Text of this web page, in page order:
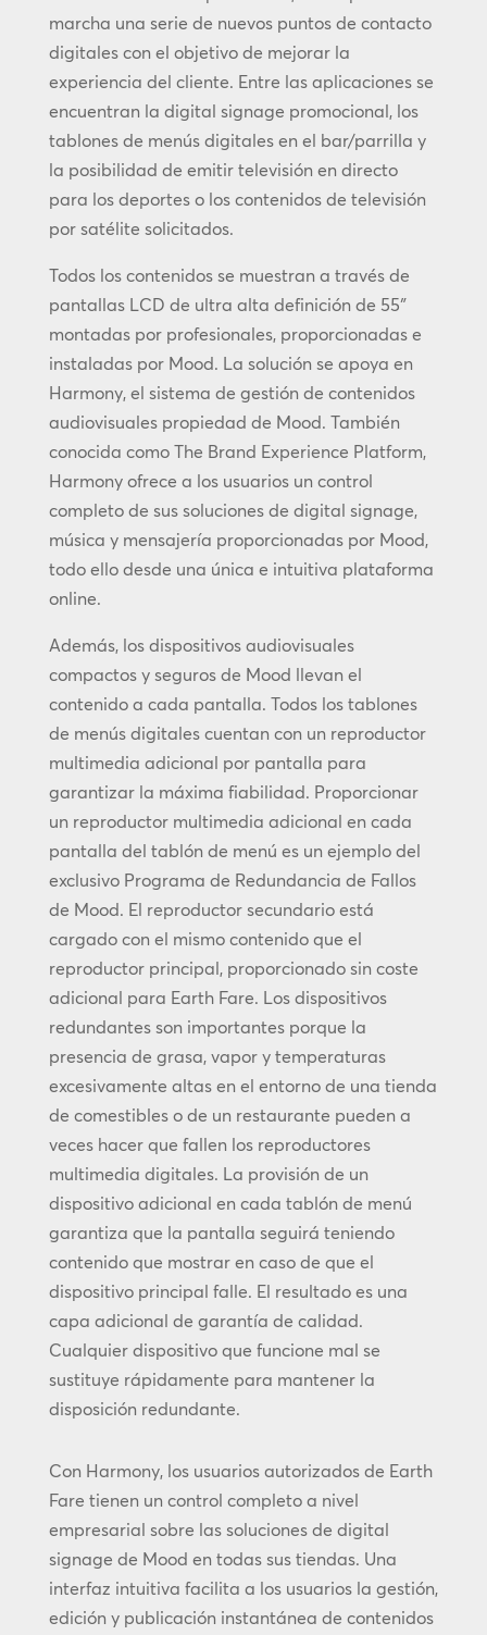
marcha una serie de nuevos puntos de contacto
digitales con el objetivo de mejorar la
experiencia del cliente. Entre las aplicaciones se
encuentran la digital signage promocional, los
tablones de menús digitales en el bar/parrilla y
la posibilidad de emitir televisión en directo
para los deportes o los contenidos de televisión
por satélite solicitados.
Todos los contenidos se muestran a través de
pantallas LCD de ultra alta definición de 55″
montadas por profesionales, proporcionadas e
instaladas por Mood. La solución se apoya en
Harmony, el sistema de gestión de contenidos
audiovisuales propiedad de Mood. También
conocida como The Brand Experience Platform,
Harmony ofrece a los usuarios un control
completo de sus soluciones de digital signage,
música y mensajería proporcionadas por Mood,
todo ello desde una única e intuitiva plataforma
online.
Además, los dispositivos audiovisuales
compactos y seguros de Mood llevan el
contenido a cada pantalla. Todos los tablones
de menús digitales cuentan con un reproductor
multimedia adicional por pantalla para
garantizar la máxima fiabilidad. Proporcionar
un reproductor multimedia adicional en cada
pantalla del tablón de menú es un ejemplo del
exclusivo Programa de Redundancia de Fallos
de Mood. El reproductor secundario está
cargado con el mismo contenido que el
reproductor principal, proporcionado sin coste
adicional para Earth Fare. Los dispositivos
redundantes son importantes porque la
presencia de grasa, vapor y temperaturas
excesivamente altas en el entorno de una tienda
de comestibles o de un restaurante pueden a
veces hacer que fallen los reproductores
multimedia digitales. La provisión de un
dispositivo adicional en cada tablón de menú
garantiza que la pantalla seguirá teniendo
contenido que mostrar en caso de que el
dispositivo principal falle. El resultado es una
capa adicional de garantía de calidad.
Cualquier dispositivo que funcione mal se
sustituye rápidamente para mantener la
disposición redundante.
Con Harmony, los usuarios autorizados de Earth
Fare tienen un control completo a nivel
empresarial sobre las soluciones de digital
signage de Mood en todas sus tiendas. Una
interfaz intuitiva facilita a los usuarios la gestión,
edición y publicación instantánea de contenidos